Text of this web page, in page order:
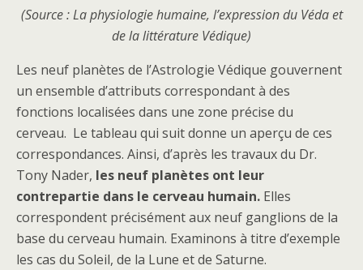
(Source : La physiologie humaine, l’expression du Véda et
de la littérature Védique)
Les neuf planètes de l’Astrologie Védique gouvernent
un ensemble d’attributs correspondant à des
fonctions localisées dans une zone précise du
cerveau. Le tableau qui suit donne un aperçu de ces
correspondances. Ainsi, d’après les travaux du Dr.
Tony Nader, les neuf planètes ont leur
contrepartie dans le cerveau humain. Elles
correspondent précisément aux neuf ganglions de la
base du cerveau humain. Examinons à titre d’exemple
les cas du Soleil, de la Lune et de Saturne.